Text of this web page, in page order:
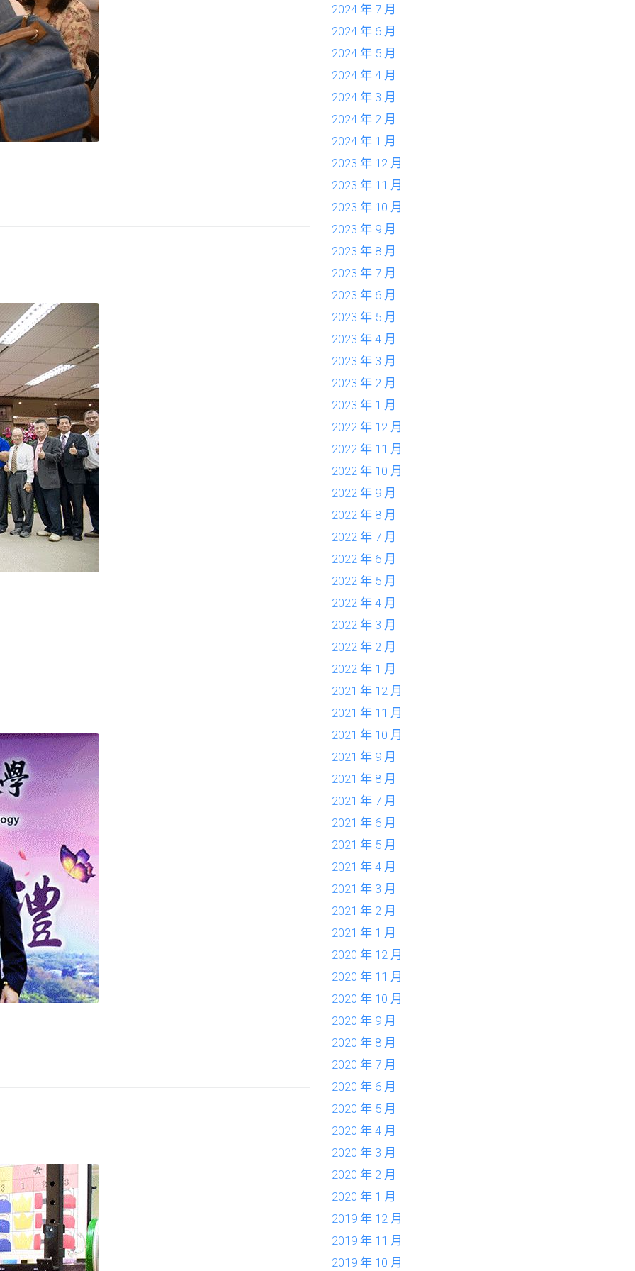
2024 年 7 月
2024 年 6 月
2024 年 5 月
2024 年 4 月
2024 年 3 月
2024 年 2 月
2024 年 1 月
2023 年 12 月
2023 年 11 月
2023 年 10 月
2023 年 9 月
2023 年 8 月
2023 年 7 月
2023 年 6 月
2023 年 5 月
2023 年 4 月
2023 年 3 月
2023 年 2 月
2023 年 1 月
2022 年 12 月
2022 年 11 月
2022 年 10 月
2022 年 9 月
2022 年 8 月
2022 年 7 月
2022 年 6 月
2022 年 5 月
2022 年 4 月
2022 年 3 月
2022 年 2 月
2022 年 1 月
2021 年 12 月
2021 年 11 月
2021 年 10 月
2021 年 9 月
2021 年 8 月
2021 年 7 月
2021 年 6 月
2021 年 5 月
2021 年 4 月
2021 年 3 月
2021 年 2 月
2021 年 1 月
2020 年 12 月
2020 年 11 月
2020 年 10 月
2020 年 9 月
2020 年 8 月
2020 年 7 月
2020 年 6 月
2020 年 5 月
2020 年 4 月
2020 年 3 月
2020 年 2 月
2020 年 1 月
2019 年 12 月
2019 年 11 月
2019 年 10 月